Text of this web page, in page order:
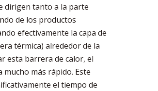
dirigen tanto a la parte
de los productos
efectivamente la capa de
térmica) alrededor de la
esta barrera de calor, el
más rápido. Este
el tiempo de